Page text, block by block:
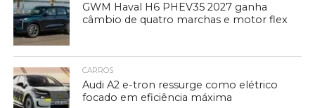
GWM Haval H6 PHEV35 2027 ganha
câmbio de quatro marchas e motor flex
CARROS
Audi A2 e-tron ressurge como elétrico
focado em eficiência máxima